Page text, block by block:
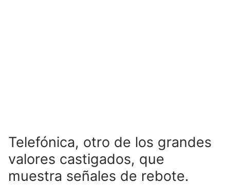
Telefónica, otro de los grandes
valores castigados, que
muestra señales de rebote.